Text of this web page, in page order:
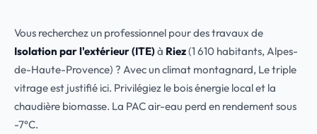
Vous recherchez un professionnel pour des travaux de
Isolation par l'extérieur (ITE)à Riez(1 610 habitants, Alpes-
de-Haute-Provence) ? Avec un climat montagnard, Le triple
vitrage est justifié ici. Privilégiez le bois énergie local et la
chaudière biomasse. La PAC air-eau perd en rendement sous
-7°C.